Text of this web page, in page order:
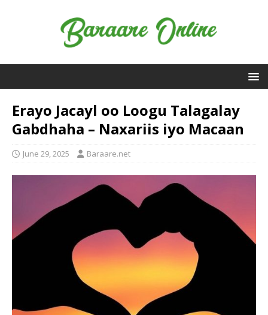
Erayo Jacayl oo Loogu Talagalay
Gabdhaha – Naxariis iyo Macaan
June 29, 2025 Baraare.net